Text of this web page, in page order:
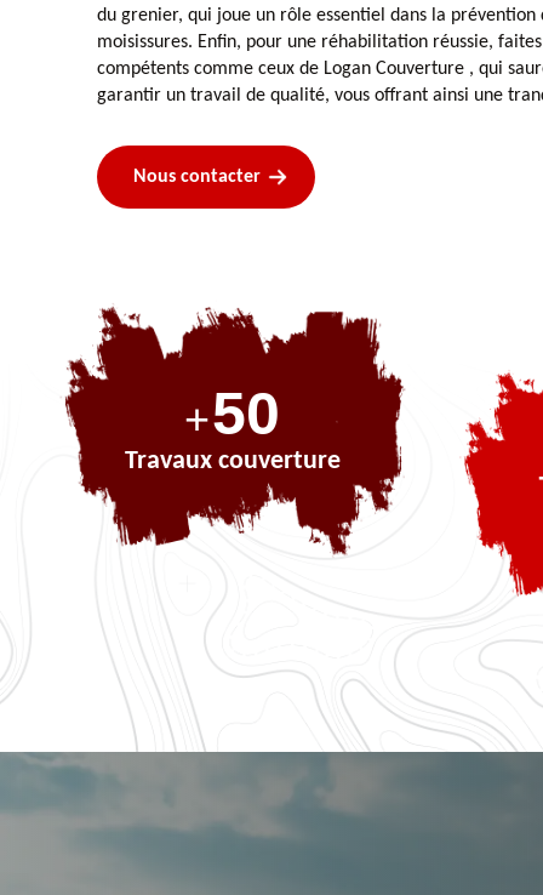
du grenier, qui joue un rôle essentiel dans la
moisissures. Enfin, pour une réhabilitation réussie,
compétents comme ceux de Logan Couverture , qui
garantir un travail de qualité, vous offrant ainsi une
Nous contacter
+73
Travaux couverture